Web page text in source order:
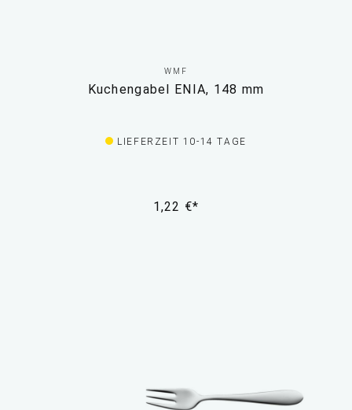
WMF
Kuchengabel ENIA, 148 mm
LIEFERZEIT 10-14 TAGE
1,22 €*